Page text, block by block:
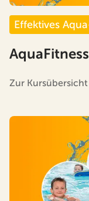
Effektives
AquaFitness
Zur Kursübersicht